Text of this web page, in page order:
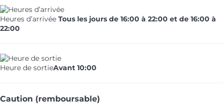
Heures d’arrivée Tous les jours de 16:00 à 22:00 et de 16:00 à
22:00
Heure de sortieAvant 10:00
Caution (remboursable)